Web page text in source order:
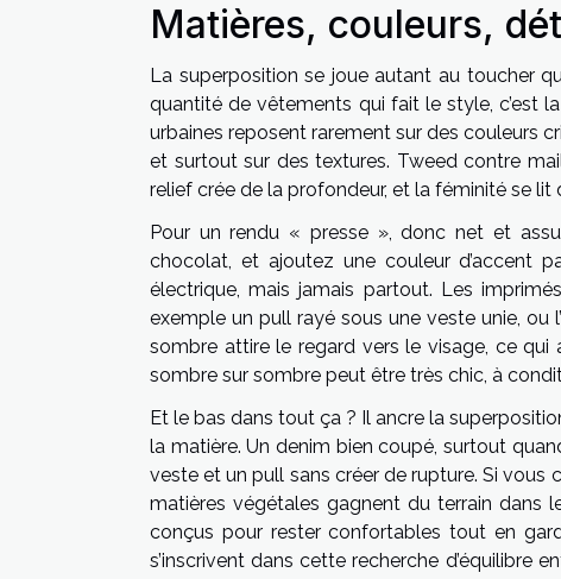
Matières, couleurs,
La superposition se joue autant au toucher
quantité de vêtements qui fait le style, c’est
urbaines reposent rarement sur des couleurs
et surtout sur des textures. Tweed contre
relief crée de la profondeur, et la féminité se lit
Pour un rendu « presse », donc net et
chocolat, et ajoutez une couleur d’accent
électrique, mais jamais partout. Les
exemple un pull rayé sous une veste unie, ou
sombre attire le regard vers le visage, ce qui
sombre sur sombre peut être très chic, à
Et le bas dans tout ça ? Il ancre la
la matière. Un denim bien coupé, surtout
veste et un pull sans créer de rupture. Si
matières végétales gagnent du terrain dans
conçus pour rester confortables tout en
s’inscrivent dans cette recherche d’équilibre